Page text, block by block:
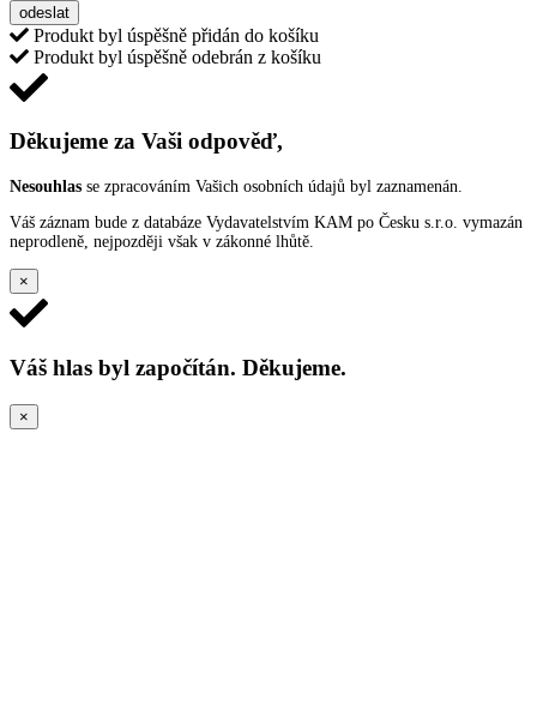
odeslat
Produkt byl úspěšně přidán do košíku
Produkt byl úspěšně odebrán z košíku
Děkujeme za Vaši odpověď,
Nesouhlas se zpracováním Vašich osobních údajů byl zaznamenán.
Váš záznam bude z databáze Vydavatelstvím KAM po Česku s.r.o. vymazán
neprodleně, nejpozději však v zákonné lhůtě.
×
Váš hlas byl započítán. Děkujeme.
×